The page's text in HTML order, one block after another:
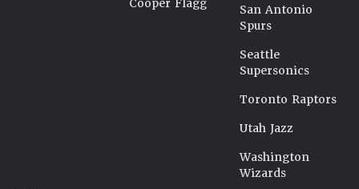
Cooper Flagg
San Antonio
Spurs
Seattle
Supersonics
Toronto Raptors
Utah Jazz
Washington
Wizards